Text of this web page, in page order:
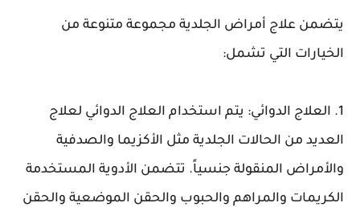
يتضمن علاج أمراض الجلدية مجموعة متنوعة من
الخيارات التي تشمل:
1. العلاج الدوائي: يتم استخدام العلاج الدوائي لعلاج
العديد من الحالات الجلدية مثل الأكزيما والصدفية
والأمراض المنقولة جنسياً. تتضمن الأدوية المستخدمة
الكريمات والمراهم والحبوب والحقن الموضعية والحقن